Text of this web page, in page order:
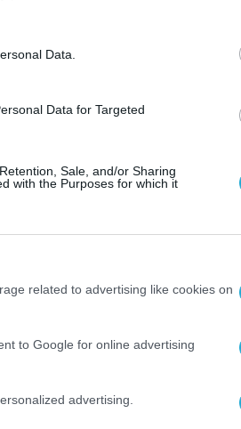
Data.
Data for Targeted
Sale, and/or Sharing
with the Purposes for which it
related to advertising like cookies on
to Google for online advertising
advertising.